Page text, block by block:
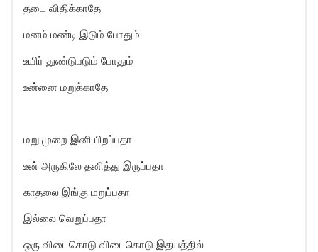
தடை விதிக்காதே
மனம் மண்டி இடும் போதும்
உயிர் துண்டுபடும் போதும்
உன்னை மறுக்காதே
மறு முறை இனி பிறப்பதா
உன் அருகிலே தனித்து இருப்பதா
காதலை இங்கு மறுப்பதா
இல்லை வெறுப்பதா
ஒரு விடைகொடு விடைகொடு இதயத்தில்